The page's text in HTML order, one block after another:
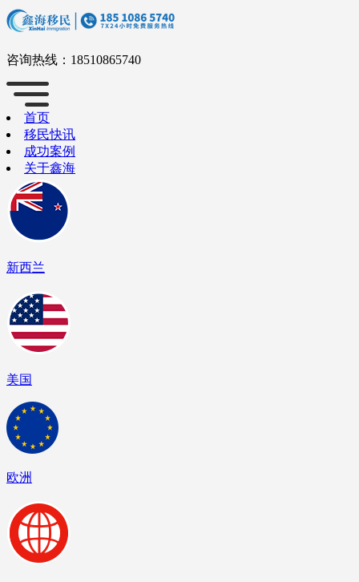
咨询热线： 18510865740
首页
移民快讯
成功案例
关于鑫海
新西兰
美国
欧洲